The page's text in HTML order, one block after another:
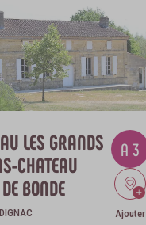
mail
LES GRANDS
CHATEAU
BONDE
A 3
Ajouter